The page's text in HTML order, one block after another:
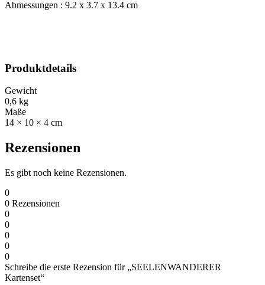
Abmessungen : 9.2 x 3.7 x 13.4 cm
Produktdetails
Gewicht
0,6 kg
Maße
14 × 10 × 4 cm
Rezensionen
Es gibt noch keine Rezensionen.
0
0 Rezensionen
0
0
0
0
0
Schreibe die erste Rezension für „SEELENWANDERER
Kartenset“